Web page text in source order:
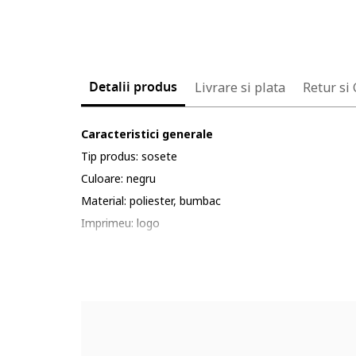
Detalii produs Livrare si plata Retur si
Caracteristici generale
Tip produs: sosete
Culoare: negru
Material: poliester, bumbac
Imprimeu: logo